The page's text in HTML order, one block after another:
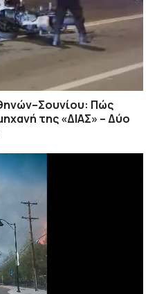
Πώς
της «ΔΙΑΣ» – Δύο
να «ασκούν
αλλάξει στάση
σήμερα σε
– Σε πλήρη
μηχανισμός
σε διυλιστήριο της
υπάρχουν